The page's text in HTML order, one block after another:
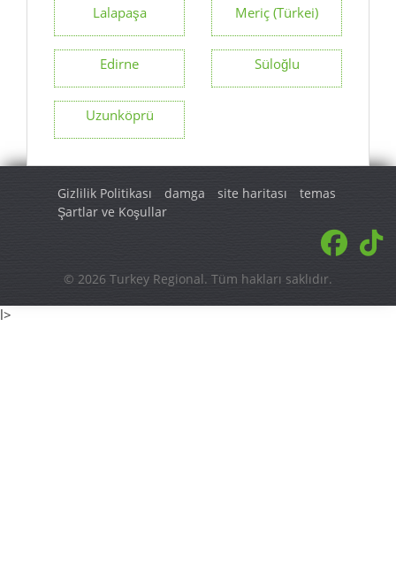
Lalapaşa Meriç (Türkei)
Edirne Süloğlu
Uzunköprü
Gizlilik Politikası damga site haritası
temas
Şartlar ve Koşullar
© 2026 Turkey Regional. Tüm hakları saklıdır.
l>